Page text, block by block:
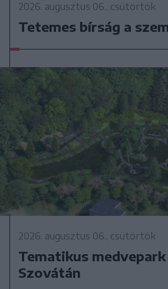
2026. augusztus 06., csütörtök
Tetemes bírság a
2026. augusztus 06., csütörtök
Tematikus
Szovátán